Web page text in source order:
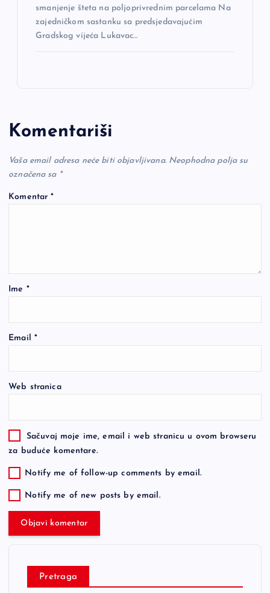
smanjenje šteta na poljoprivrednim parcelama Na
zajedničkom sastanku sa predsjedavajućim
Gradskog vijeća Lukavac…
Komentariši
Vaša email adresa neće biti objavljivana. Neophodna polja su
označena sa *
Komentar*
Ime *
Email *
Web stranica
Sačuvaj moje ime, email i web stranicu u ovom browseru
za buduće komentare.
Notify me of follow-up comments by email.
Notify me of new posts by email.
Pretraga